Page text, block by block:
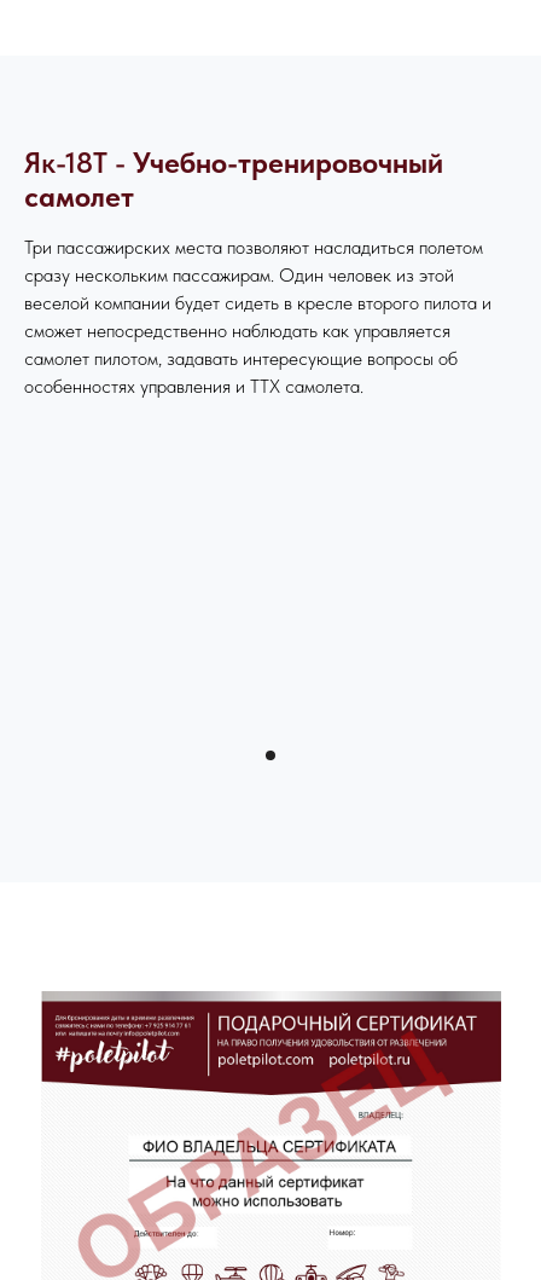
Як-18Т - Учебно-тренировочный
самолет
Три пассажирских места позволяют насладиться полетом
сразу нескольким пассажирам. Один человек из этой
веселой компании будет сидеть в кресле второго пилота и
сможет непосредственно наблюдать как управляется
самолет пилотом, задавать интересующие вопросы об
особенностях управления и ТТХ самолета.